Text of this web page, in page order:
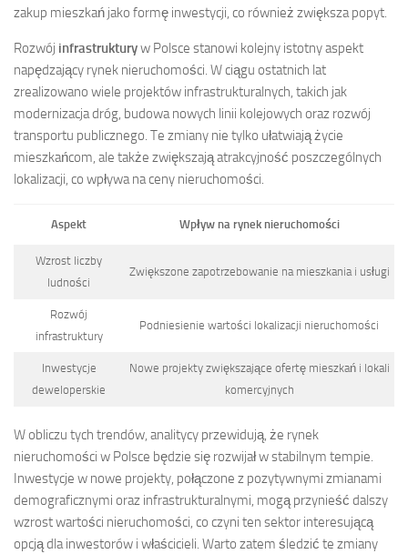
zakup mieszkań jako formę inwestycji, co również zwiększa popyt.
Rozwój infrastrukturyw Polsce stanowi kolejny istotny aspekt
napędzający rynek nieruchomości. W ciągu ostatnich lat
zrealizowano wiele projektów infrastrukturalnych, takich jak
modernizacja dróg, budowa nowych linii kolejowych oraz rozwój
transportu publicznego. Te zmiany nie tylko ułatwiają życie
mieszkańcom, ale także zwiększają atrakcyjność poszczególnych
lokalizacji, co wpływa na ceny nieruchomości.
Aspekt Wpływ na rynek nieruchomości
Wzrost liczby
ludności
Zwiększone zapotrzebowanie na mieszkania i usługi
Rozwój
infrastruktury
Podniesienie wartości lokalizacji nieruchomości
Inwestycje
deweloperskie
Nowe projekty zwiększające ofertę mieszkań i lokali
komercyjnych
W obliczu tych trendów, analitycy przewidują, że rynek
nieruchomości w Polsce będzie się rozwijał w stabilnym tempie.
Inwestycje w nowe projekty, połączone z pozytywnymi zmianami
demograficznymi oraz infrastrukturalnymi, mogą przynieść dalszy
wzrost wartości nieruchomości, co czyni ten sektor interesującą
opcją dla inwestorów i właścicieli. Warto zatem śledzić te zmiany